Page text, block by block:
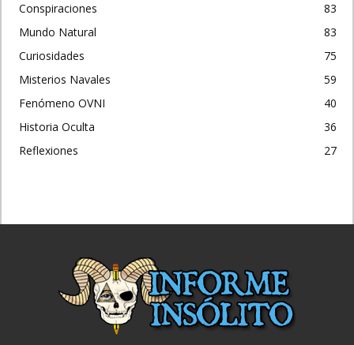
Conspiraciones
83
Mundo Natural
83
Curiosidades
75
Misterios Navales
59
Fenómeno OVNI
40
Historia Oculta
36
Reflexiones
27